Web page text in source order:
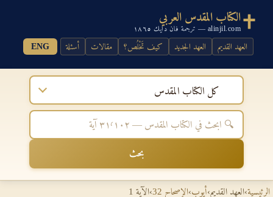
الكتاب المقدس العربي
alinjil.com — ترجمة فان دايك ١٨٦٥
العهد القديم العهد الجديد كيف تَخْلُص؟ مقالات أسئلة ENG
كل الكتاب المقدس
بحث
الرئيسية›العهد القديم›أيوب›الإصحاح 32 ›الآية 1